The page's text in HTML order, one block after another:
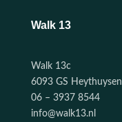
Walk 13
Walk 13c
6093 GS Heythuysen
06 – 3937 8544
info@walk13.nl